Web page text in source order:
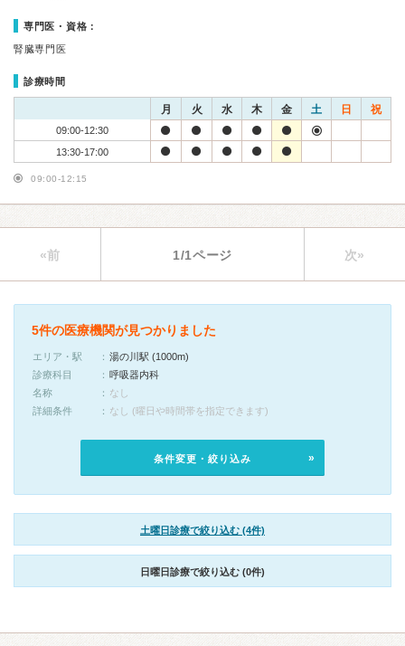
専門医・資格：
腎臓専門医
診療時間
月 火 水 木 金 土 日 祝
09:00-12:30
13:30-17:00
09:00-12:15
«前 1/1ページ 次»
5件の医療機関が見つかりました
エリア・駅
湯の川駅 (1000m)
診療科目
呼吸器内科
名称
なし
詳細条件
なし (曜日や時間帯を指定できます)
条件変更・絞り込み
土曜日診療で絞り込む (4件)
日曜日診療で絞り込む (0件)